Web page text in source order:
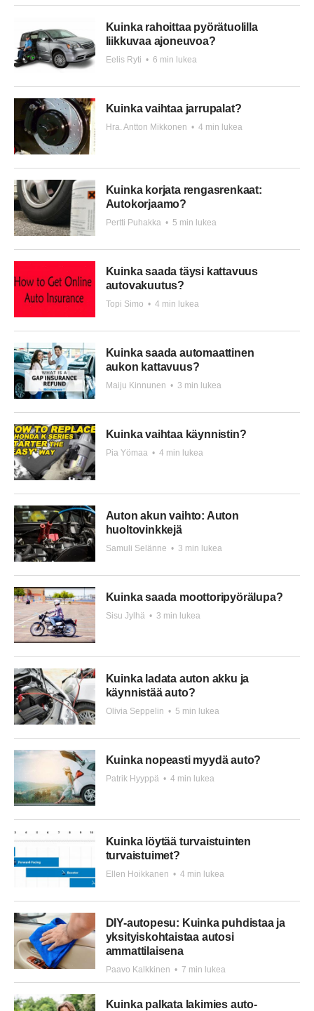
Kuinka rahoittaa pyörätuolilla
liikkuvaa ajoneuvoa?
Eelis Ryti • 6 min lukea
Kuinka vaihtaa jarrupalat?
Hra. Antton Mikkonen • 4 min lukea
Kuinka korjata rengasrenkaat:
Autokorjaamo?
Pertti Puhakka • 5 min lukea
Kuinka saada täysi kattavuus
autovakuutus?
Topi Simo • 4 min lukea
Kuinka saada automaattinen
aukon kattavuus?
Maiju Kinnunen • 3 min lukea
Kuinka vaihtaa käynnistin?
Pia Yömaa • 4 min lukea
Auton akun vaihto: Auton
huoltovinkkejä
Samuli Selänne • 3 min lukea
Kuinka saada moottoripyörälupa?
Sisu Jylhä • 3 min lukea
Kuinka ladata auton akku ja
käynnistää auto?
Olivia Seppelin • 5 min lukea
Kuinka nopeasti myydä auto?
Patrik Hyyppä • 4 min lukea
Kuinka löytää turvaistuinten
turvaistuimet?
Ellen Hoikkanen • 4 min lukea
DIY-autopesu: Kuinka puhdistaa ja
yksityiskohtaistaa autosi
ammattilaisena
Paavo Kalkkinen • 7 min lukea
Kuinka palkata lakimies auto-